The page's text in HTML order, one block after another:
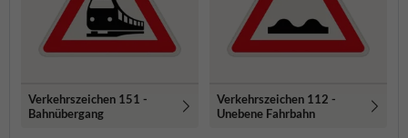
Verkehrszeichen 151 -
Bahnübergang
Verkehrszeichen 112 -
Unebene Fahrbahn